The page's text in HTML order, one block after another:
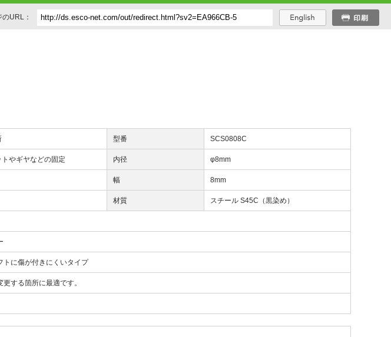
URL：
型番 SCS0808C
トやギヤなどの固定 内径 φ8mm
幅 8mm
材質 スチール S45C（黒染め）
トに傷が付きにくいタイプ
する箇所に最適です。